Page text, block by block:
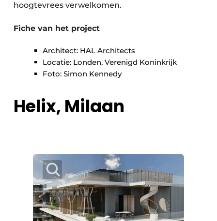
hoogtevrees verwelkomen.
Fiche van het project
Architect: HAL Architects
Locatie: Londen, Verenigd Koninkrijk
Foto: Simon Kennedy
Helix, Milaan